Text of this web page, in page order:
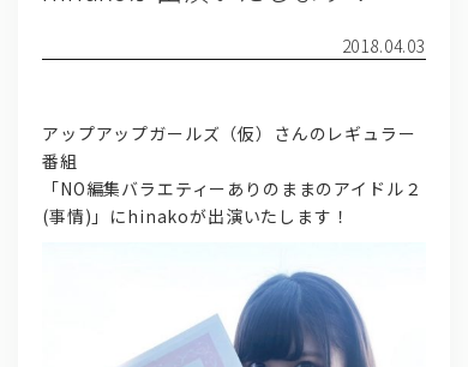
2018.04.03
アップアップガールズ（仮）さんのレギュラー
番組
「NO編集バラエティーありのままのアイドル２
(事情)」にhinakoが出演いたします！
GOODS
FAN CLUB